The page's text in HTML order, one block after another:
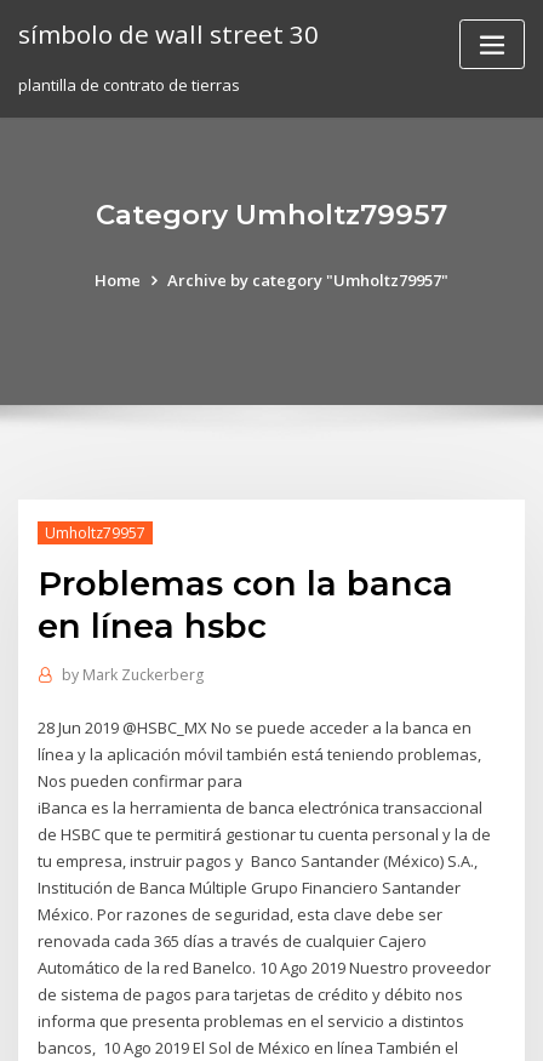
símbolo de wall street 30
plantilla de contrato de tierras
Category Umholtz79957
Home Archive by category "Umholtz79957"
Umholtz79957
Problemas con la banca
en línea hsbc
by Mark Zuckerberg
28 Jun 2019 @HSBC_MX No se puede acceder a la banca en
línea y la aplicación móvil también está teniendo problemas,
Nos pueden confirmar para
iBanca es la herramienta de banca electrónica transaccional
de HSBC que te permitirá gestionar tu cuenta personal y la de
tu empresa, instruir pagos y Banco Santander (México) S.A.,
Institución de Banca Múltiple Grupo Financiero Santander
México. Por razones de seguridad, esta clave debe ser
renovada cada 365 días a través de cualquier Cajero
Automático de la red Banelco. 10 Ago 2019 Nuestro proveedor
de sistema de pagos para tarjetas de crédito y débito nos
informa que presenta problemas en el servicio a distintos
bancos, 10 Ago 2019 El Sol de México en línea También el